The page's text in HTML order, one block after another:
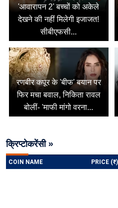
'आवारापन 2' बच्चों को अकेले
देखने की नहीं मिलेगी इजाजत!
सीबीएफसी...
रणबीर कपूर के 'बीफ' बयान पर
फिर मचा बवाल, निकिता रावल
बोलीं- 'माफी मांगो वरना...
क्रिप्टोकरेंसी »